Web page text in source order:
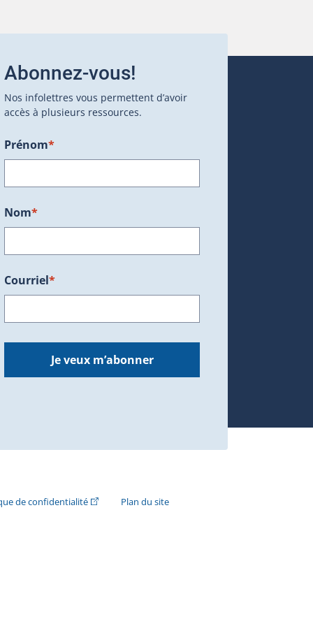
une nouvelle fenêtre.)
une nouvelle fenêtre.)
Abonnez-vous!
Nos infolettres vous permettent d’avoir
accès à plusieurs ressources.
Prénom*
Nom*
Courriel*
Je veux m’abonner
s'ouvrira dans une nouvelle fenêtre.)
de confidentialité(Cet hyperlien externe s'ouvrira dans une nouvelle
Plan du site
dans une nouvelle fenêtre.)